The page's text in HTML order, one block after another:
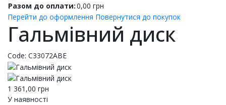
Разом до оплати:0,00 грн
Перейти до оформлення Повернутися до покупок
Гальмівний диск
Code: C33072ABE
1 361,00 грн
У наявності